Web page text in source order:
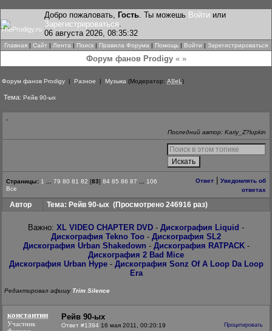
Добро пожаловать, Гость. Ты можешь Войти или
Зарегистрироваться.
06 августа 2026, 08:35:32
Главная | Сайт | Лента | Поиск | Правила Форума | Помощь | Войти | Зарегистрироваться
Форум фанов Prodigy« »
Форум фанов Prodigy | Разное | Музыка (Модератор: A][eL )
Тема: Рейв 90-ых
-
Последний автор: Kariy_Z?lupkin
Страницы: 1 79 80 81 82 [83] 84 85 86 87
106
Все
Ответ
Уведомлять об
ответах
Автор Тема: Рейв 90-ых (Просмотрено 246916 раз)
Важно: XL VIDEO CHAPTER DVD - Дискография Liquid -
Дискография Tekno Too - Дискография SL2
Дискография Urban Shakedown - Дискография RATPACK-
Дискография 2 Bad Mice
Дискография Urban Hype- Дискография Sonz Of A Loop Da Loop
Era
Редактировал афишу Trim Silence
константин
Участник
Рейв 90-ых
Ответ #1394 16 мая 2011, 00:20:19 Процитировать